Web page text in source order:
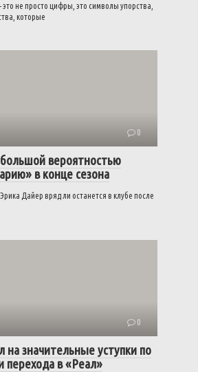
не просто цифры, это символы упорства,
которые
0
вероятностью
в конце сезона
Дайер вряд ли останется в клубе после
0
значительные уступки по
перехода в «Реал»